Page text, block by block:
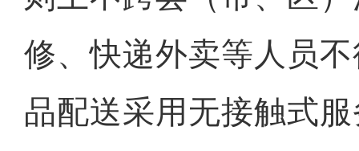
修、快递外卖等人员
品配送采用无接触式